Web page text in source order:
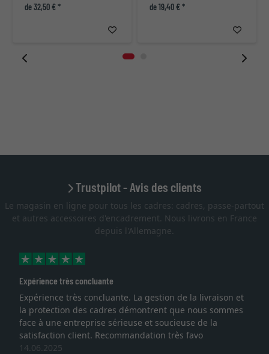
de 32,50 € * de 19,40 € *
Trustpilot - Avis des clients
Le magasin en ligne pour tous les cadres: cadres, passe-partout
et autres accessoires d'encadrement. Nous livrons en France
depuis l'Allemagne.
Expérience très concluante
Expérience très concluante. La gestion de la livraison et
la protection des cadres démontrent que nous sommes
face à une entreprise sérieuse et soucieuse de la
satisfaction client. Recommandation très favo
14.06.2025